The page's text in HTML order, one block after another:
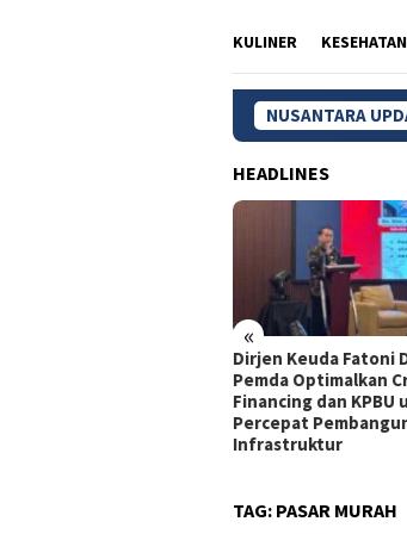
KULINER KESEHATAN
NUSANTARA
Kemendikdasmen Ungkap
HEADLINES
«
Dirjen Keuda Fatoni
Pemda Optimalkan
Financing dan KPBU
Percepat
Infrastruktur
TAG: PASAR MURAH